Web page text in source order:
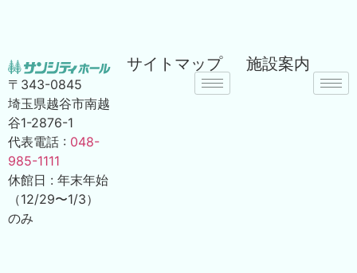
〒343-0845
埼玉県越谷市南越
谷1-2876-1
代表電話 : 048-
985-1111
休館日 : 年末年始
（12/29〜1/3）
のみ
サイトマップ 施設案内